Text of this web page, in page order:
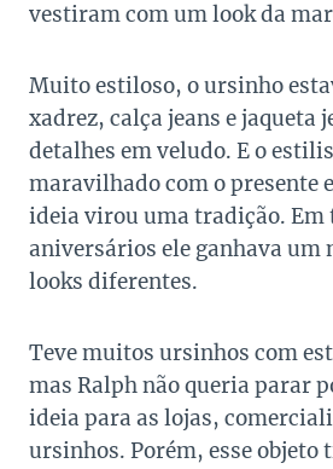
vestiram com um look da
Muito estiloso, o ursinho
xadrez, calça jeans e jaqueta
detalhes em veludo. E o
maravilhado com o presente
ideia virou uma tradição. Em
aniversários ele ganhava um
looks diferentes.
Teve muitos ursinhos com
mas Ralph não queria parar
ideia para as lojas,
ursinhos. Porém, esse objeto